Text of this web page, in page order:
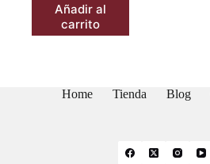
Añadir al
carrito
Home Tienda Blog